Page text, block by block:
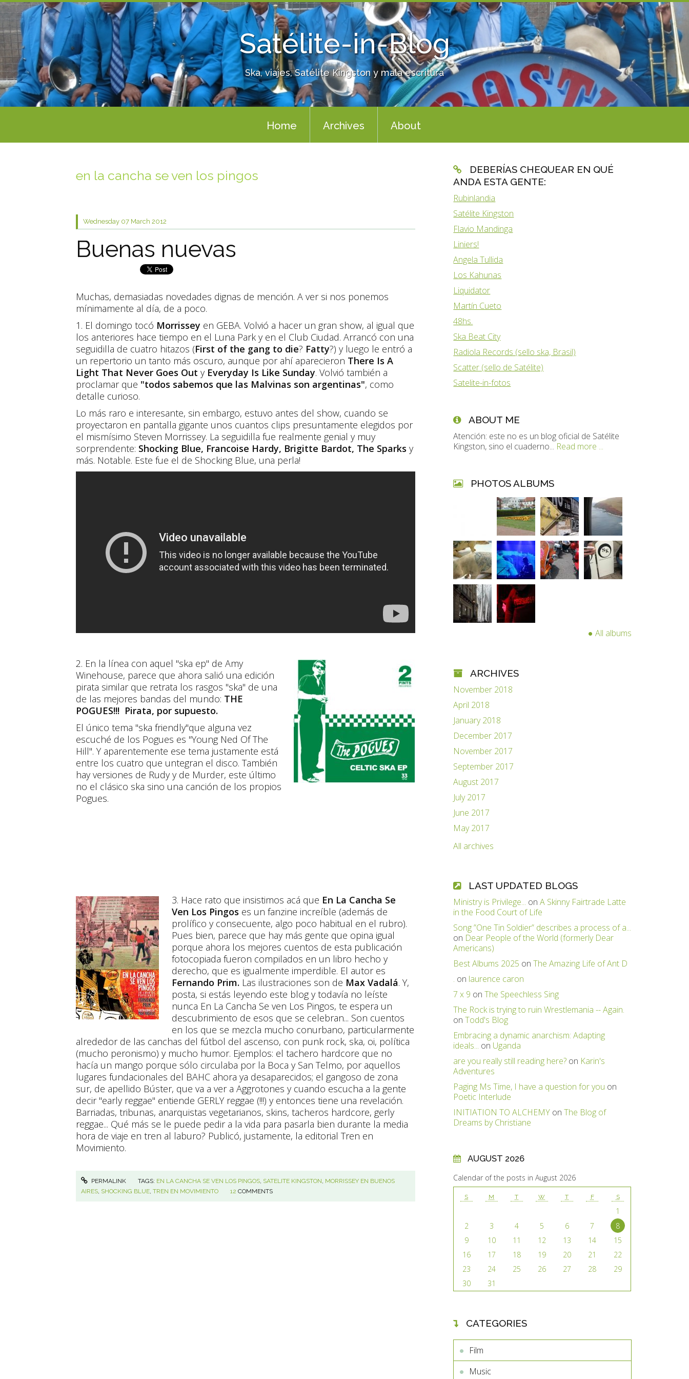
Satélite-in-Blog
Ska, viajes, Satélite Kingston y mala escritura
Home Archives About
en la cancha se ven los pingos
Wednesday 07 March 2012
Buenas nuevas
Muchas, demasiadas novedades dignas de mención. A ver si nos ponemos
mínimamente al día, de a poco.
1. El domingo tocó Morrissey en GEBA. Volvió a hacer un gran show, al igual que
los anteriores hace tiempo en el Luna Park y en el Club Ciudad. Arrancó con una
seguidilla de cuatro hitazos (First of the gang to die? Fatty?) y luego le entró a
un repertorio un tanto más oscuro, aunque por ahí aparecieron There Is A
Light That Never Goes Out y Everyday Is Like Sunday. Volvió también a
proclamar que "todos sabemos que las Malvinas son argentinas", como
detalle curioso.
Lo más raro e interesante, sin embargo, estuvo antes del show, cuando se
proyectaron en pantalla gigante unos cuantos clips presuntamente elegidos por
el mismísimo Steven Morrissey. La seguidilla fue realmente genial y muy
sorprendente: Shocking Blue, Francoise Hardy, Brigitte Bardot, The Sparks y
más. Notable. Este fue el de Shocking Blue, una perla!
2. En la línea con aquel "ska ep" de Amy
Winehouse, parece que ahora salió una edición
pirata similar que retrata los rasgos "ska" de una
de las mejores bandas del mundo: THE
POGUES!!! Pirata, por supuesto.
El único tema "ska friendly"que alguna vez
escuché de los Pogues es "Young Ned Of The
Hill". Y aparentemente ese tema justamente está
entre los cuatro que untegran el disco. También
hay versiones de Rudy y de Murder, este último
no el clásico ska sino una canción de los propios
Pogues.
3. Hace rato que insistimos acá que En La Cancha Se
Ven Los Pingos es un fanzine increíble (además de
prolífico y consecuente, algo poco habitual en el rubro).
Pues bien, parece que hay más gente que opina igual
porque ahora los mejores cuentos de esta publicación
fotocopiada fueron compilados en un libro hecho y
derecho, que es igualmente imperdible. El autor es
Fernando Prim. Las ilustraciones son de Max Vadalá. Y,
posta, si estás leyendo este blog y todavía no leíste
nunca En La Cancha Se ven Los Pingos, te espera un
descubrimiento de esos que se celebran... Son cuentos
en los que se mezcla mucho conurbano, particularmente
alrededor de las canchas del fútbol del ascenso, con punk rock, ska, oi, política
(mucho peronismo) y mucho humor. Ejemplos: el tachero hardcore que no
hacía un mango porque sólo circulaba por la Boca y San Telmo, por aquellos
lugares fundacionales del BAHC ahora ya desaparecidos; el gangoso de zona
sur, de apellido Búster, que va a ver a Aggrotones y cuando escucha a la gente
decir "early reggae" entiende GERLY reggae (!!!) y entonces tiene una revelación.
Barriadas, tribunas, anarquistas vegetarianos, skins, tacheros hardcore, gerly
reggae... Qué más se le puede pedir a la vida para pasarla bien durante la media
hora de viaje en tren al laburo? Publicó, justamente, la editorial Tren en
Movimiento.
PERMALINK TAGS: EN LA CANCHA SE VEN LOS PINGOS SATELITE KINGSTON MORRISSEY EN BUENOS
AIRES SHOCKING BLUE TREN EN MOVIMIENTO 12 COMMENTS
DEBERÍAS CHEQUEAR EN QUÉ
ANDA ESTA GENTE:
Rubinlandia
Satélite Kingston
Flavio Mandinga
Liniers!
Angela Tullida
Los Kahunas
Liquidator
Martín Cueto
48hs.
Ska Beat City
Radiola Records (sello ska, Brasil)
Scatter (sello de Satélite)
Satelite-in-fotos
ABOUT ME
Atención: este no es un blog oficial de Satélite
Kingston, sino el cuaderno... Read more ...
PHOTOS ALBUMS
All albums
ARCHIVES
November 2018
April 2018
January 2018
December 2017
November 2017
September 2017
August 2017
July 2017
June 2017
May 2017
All archives
LAST UPDATED BLOGS
Ministry is Privilege... onA Skinny Fairtrade Latte
in the Food Court of Life
Song ”One Tin Soldier” describes a process of a...
on Dear People of the World (formerly Dear
Americans)
Best Albums 2025 onThe Amazing Life of Ant D
. on laurence caron
7 x 9 onThe Speechless Sing
The Rock is trying to ruin Wrestlemania -- Again.
onTodd's Blog
Embracing a dynamic anarchism: Adapting
ideals... on Uganda
are you really still reading here? on Karin's
Adventures
Paging Ms Time, I have a question for you on
Poetic Interlude
INITIATION TO ALCHEMY onThe Blog of
Dreams by Christiane
AUGUST 2026
Calendar of the posts in August 2026
S M T W T F S
1
2
3 4 5 6 7
8
9
10 11 12 13 14
15
16
17 18 19 20 21
22
23
24 25 26 27 28
29
30
31
CATEGORIES
Film
Music